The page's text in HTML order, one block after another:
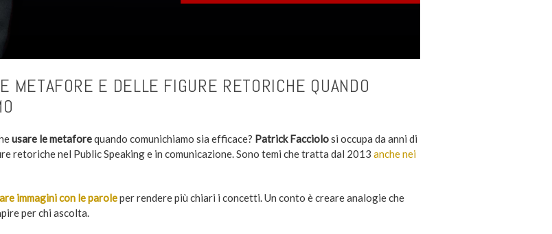
METAFORE E DELLE FIGURE RETORICHE QUANDO
usare le metaforequando comunichiamo sia efficace? Patrick Facciolosi occupa da anni di
retoriche nel Public Speaking e in comunicazione. Sono temi che tratta dal 2013 anche nei
immagini con le paroleper rendere più chiari i concetti. Un conto è creare analogie che
per chi ascolta.